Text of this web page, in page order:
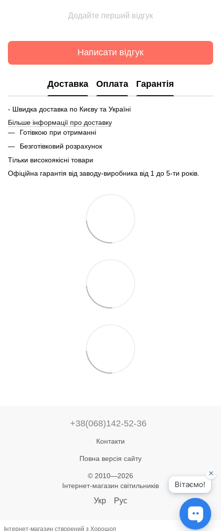
Додайте перший відгук
Написати відгук
Доставка Оплата Гарантія
- Швидка доставка по Києву та Україні
Більше інформації про доставку
Готівкою при отриманні
Безготівковий розрахунок
Тільки високоякісні товари
Офіційна гарантія від заводу-виробника від 1 до 5-ти років.
+38(068)142-52-36
Контакти
Повна версія сайту
© 2010—2026
Інтернет-магазин світильників
Укр Рус
Інтернет-магазин створений з Хорошоп